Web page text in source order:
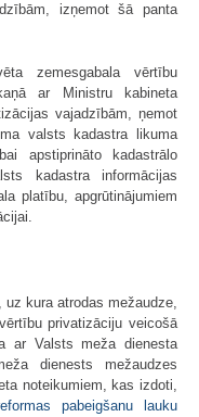
izņemot šā panta
zemesgabala vērtību
ar Ministru kabineta
vajadzībām, ņemot
valsts kadastra likuma
apstiprināto kadastrālo
kadastra informācijas
platību, apgrūtinājumiem
kura atrodas mežaudze,
privatizāciju veicošā
ar Valsts meža dienesta
dienests mežaudzes
noteikumiem, kas izdoti,
pabeigšanu lauku